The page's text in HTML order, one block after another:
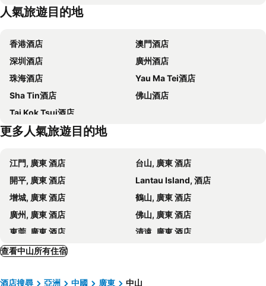
中山金逸酒店
中山特高商務酒店
Zhongshan Hengtong Hotel
Crowne Plaza Zhongshan Torch High-tech Zone by IHG
Yueda Business
Vienna Hotel Zhongshan XiaoLan
Hiyet Oriental Hotel
Hotel The Century
中山匯泉酒店
Hotel ibis Zhongshan The Center
Hotel Crowne Plaza Zhongshan Xiaolan
中山畔山酒店
中山俊誠海逸酒店
Vienna International Hotel Zhongshan Torch Development Zone
中山君怡酒店
中山燈都時代酒店
中山喜悅商務酒店
Zhongshan City Laian Hotel
Atour Hotel Xiaolan Zhongshan
Dilli Home
Shunke Apartment
Jinying Apartment Hostel
澳門漁人碼頭
Gongkoubeian
澳門外港客運碼頭
澳門格蘭披治大賽車
澳門旅遊塔
Shenzhen Bao''an International Airport
斗門區
The Third Affiliated Hospital Sun YatSen University
Sun Yat-sen University
Zhuhai xiangzhou coach station
井岸
人氣旅遊目的地
香港酒店
澳門酒店
深圳酒店
廣州酒店
珠海酒店
Yau Ma Tei酒店
Sha Tin酒店
佛山酒店
Tai Kok Tsui酒店
更多人氣旅遊目的地
江門, 廣東 酒店
台山, 廣東 酒店
開平, 廣東 酒店
Lantau Island, 酒店
增城, 廣東 酒店
鶴山, 廣東 酒店
廣州, 廣東 酒店
佛山, 廣東 酒店
東莞, 廣東 酒店
清遠, 廣東 酒店
肇慶, 廣東 酒店
珠海, 廣東 酒店
上海, 上海 酒店
查看中山所有住宿
酒店搜尋 亞洲 中國 廣東 中山